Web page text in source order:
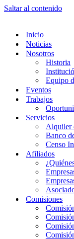
Saltar al contenido
Inicio
Noticias
Nosotros
Historia
Equipo
Eventos
Trabajos
Servicios
Alquiler
Banco
Censo
Afiliados
Comisiones